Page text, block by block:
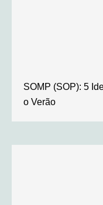
SOMP (SOP): 5
o Verão